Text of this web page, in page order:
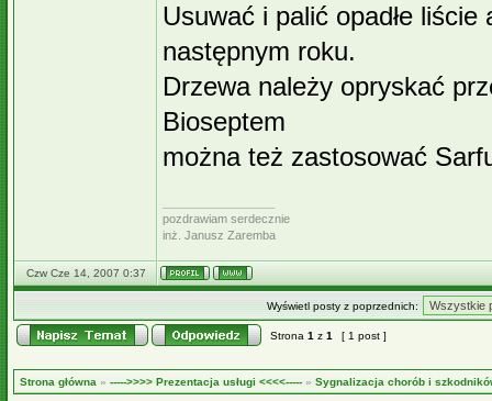
Usuwać i palić opadłe liście
następnym roku.
Drzewa należy opryskać
Bioseptem
można też zastosować
pozdrawiam serdecznie
inż. Janusz Zaremba
Czw Cze 14, 2007 0:37
Wyświetl posty z poprzednich:
Strona 1 z 1 [ 1 post ]
Strona główna » ----->>>> Prezentacja usługi <<<<----- » Sygnalizacja chorób i